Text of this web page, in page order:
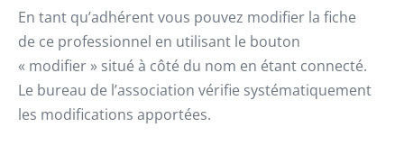
En tant qu’adhérent vous pouvez modifier la fiche
de ce professionnel en utilisant le bouton
« modifier » situé à côté du nom en étant connecté.
Le bureau de l’association vérifie systématiquement
les modifications apportées.